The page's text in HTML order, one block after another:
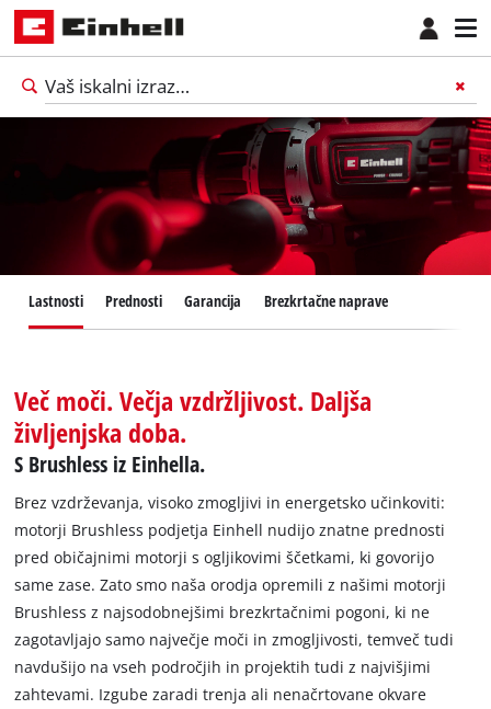
Slovenščina
SLSlovenščina
English
Lastnosti Prednosti Garancija Brezkrtačne naprave
Več moči. Večja vzdržljivost. Daljša
življenjska doba.
S Brushless iz Einhella.
Brez vzdrževanja, visoko zmogljivi in energetsko učinkoviti:
motorji Brushless podjetja Einhell nudijo znatne prednosti
pred običajnimi motorji s ogljikovimi ščetkami, ki govorijo
same zase. Zato smo naša orodja opremili z našimi motorji
Brushless z najsodobnejšimi brezkrtačnimi pogoni, ki ne
zagotavljajo samo največje moči in zmogljivosti, temveč tudi
navdušijo na vseh področjih in projektih tudi z najvišjimi
zahtevami. Izgube zaradi trenja ali nenačrtovane okvare